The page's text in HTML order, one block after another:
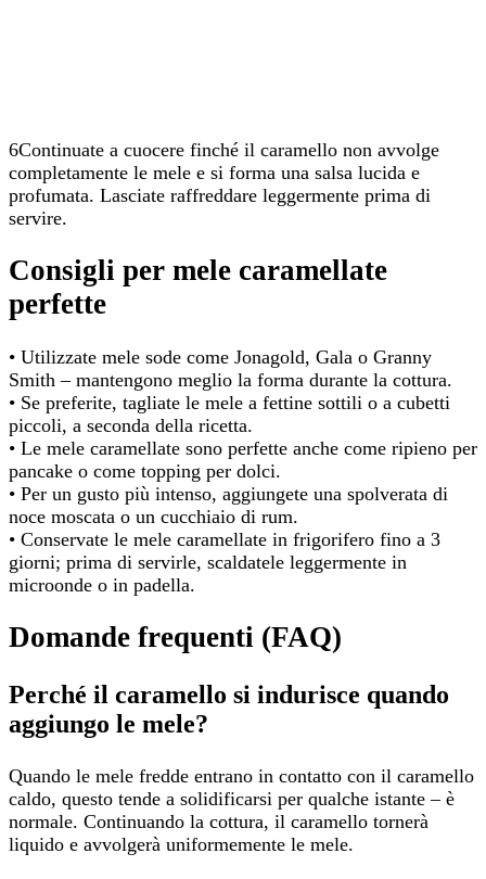
6Continuate a cuocere finché il caramello non avvolge
completamente le mele e si forma una salsa lucida e
profumata. Lasciate raffreddare leggermente prima di
servire.
Consigli per mele caramellate
perfette
• Utilizzate mele sode come Jonagold, Gala o Granny
Smith – mantengono meglio la forma durante la cottura.
• Se preferite, tagliate le mele a fettine sottili o a cubetti
piccoli, a seconda della ricetta.
• Le mele caramellate sono perfette anche come ripieno per
pancake o come topping per dolci.
• Per un gusto più intenso, aggiungete una spolverata di
noce moscata o un cucchiaio di rum.
• Conservate le mele caramellate in frigorifero fino a 3
giorni; prima di servirle, scaldatele leggermente in
microonde o in padella.
Domande frequenti (FAQ)
Perché il caramello si indurisce quando
aggiungo le mele?
Quando le mele fredde entrano in contatto con il caramello
caldo, questo tende a solidificarsi per qualche istante – è
normale. Continuando la cottura, il caramello tornerà
liquido e avvolgerà uniformemente le mele.